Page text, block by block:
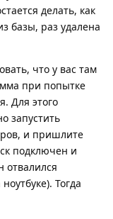
делать, как
базы, раз удалена
что у вас там
при попытке
Для этого
запустить
и пришлите
подключен и
отвалился
Тогда